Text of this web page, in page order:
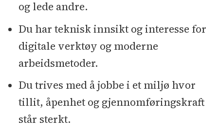
og lede andre.
Du har teknisk innsikt og interesse for
digitale verktøy og moderne
arbeidsmetoder.
Du trives med å jobbe i et miljø hvor
tillit, åpenhet og gjennomføringskraft
står sterkt.